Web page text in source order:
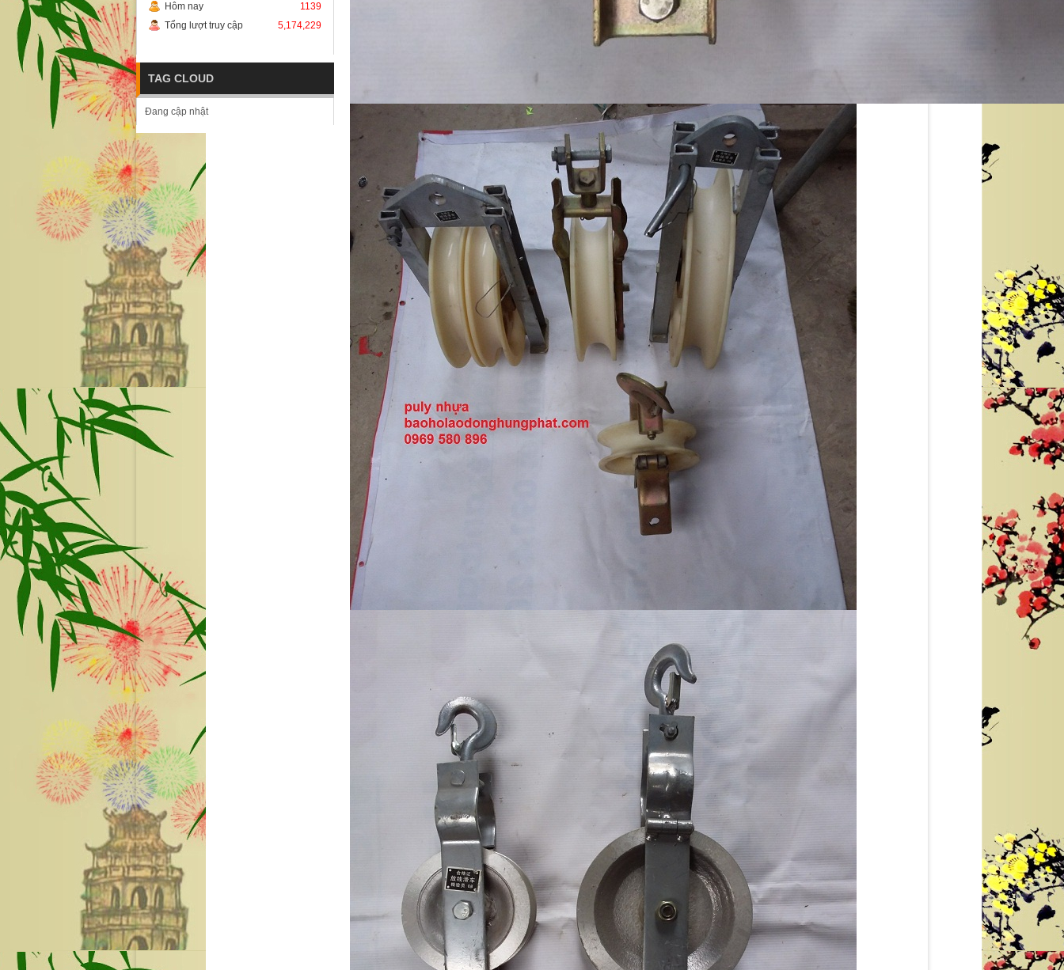
Hôm nay
1139
Tổng lượt truy cập
5,174,229
TAG CLOUD
Đang cập nhật